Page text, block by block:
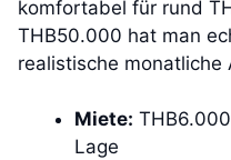
komfortabel für rund
THB50.000 hat man
realistische monatliche
Miete:
Lage